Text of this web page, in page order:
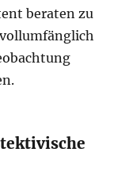
beraten zu